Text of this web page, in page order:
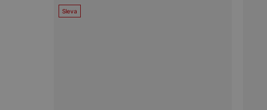
Sleva